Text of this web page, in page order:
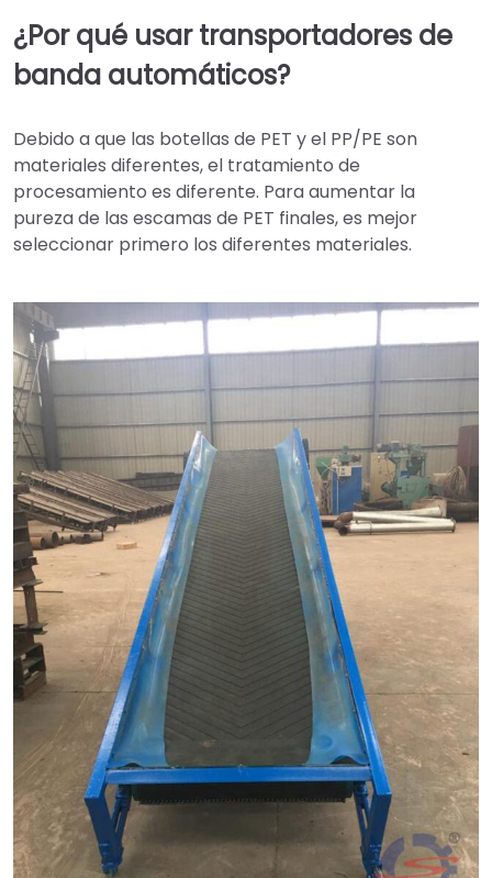
¿Por qué usar transportadores de
banda automáticos?
Debido a que las botellas de PET y el PP/PE son
materiales diferentes, el tratamiento de
procesamiento es diferente. Para aumentar la
pureza de las escamas de PET finales, es mejor
seleccionar primero los diferentes materiales.